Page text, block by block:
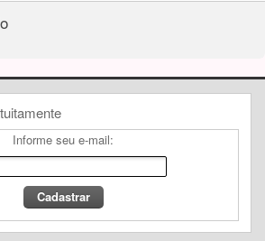
Informe seu e-mail: